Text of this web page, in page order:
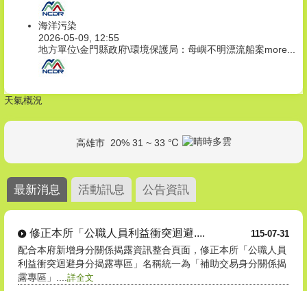
海洋污染
2026-05-09, 12:55
地方單位\金門縣政府\環境保護局：母嶼不明漂流船案more...
天氣概況
高雄市 20% 31 ~ 33 ℃
最新消息 活動訊息 公告資訊
115-07-31
修正本所「公職人員利益衝突迴避....
配合本府新增身分關係揭露資訊整合頁面，修正本所「公職人員
利益衝突迴避身分揭露專區」名稱統一為「補助交易身分關係揭
露專區」.... 詳全文